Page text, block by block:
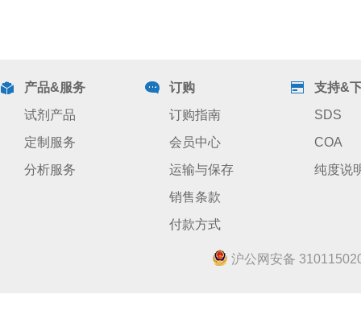
产品&服务
试剂产品
定制服务
分析服务
订购
订购指南
会员中心
运输与保存
销售条款
付款方式
支持&
SDS
COA
纯度说
沪公网安备